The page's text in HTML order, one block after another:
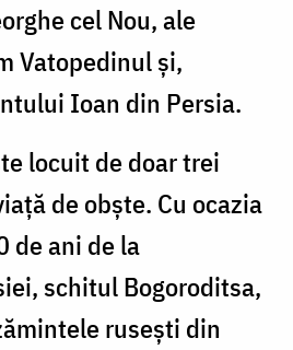
cel Nou, ale
Vatopedinul și,
Ioan din Persia.
locuit de doar trei
de obşte. Cu ocazia
de ani de la
schitul Bogoroditsa,
ruseşti din